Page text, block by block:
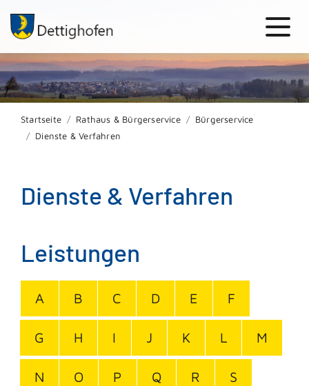
Startseite Rathaus & Bürgerservice
Bürgerservice
Dienste & Verfahren
Dienste & Verfahren
Leistungen
A B C D E F
G H I J K L M
N O P Q R S